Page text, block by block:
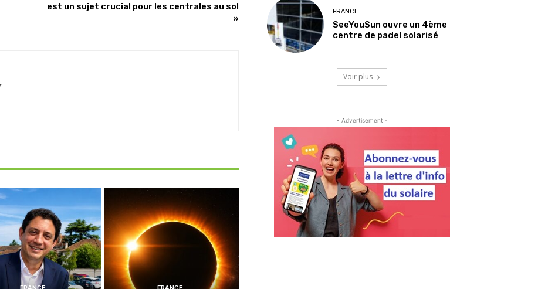
est un sujet crucial pour les centrales au sol
»
FRANCE
SeeYouSun ouvre un 4ème
centre de padel solarisé
Voir plus
- Advertisement -